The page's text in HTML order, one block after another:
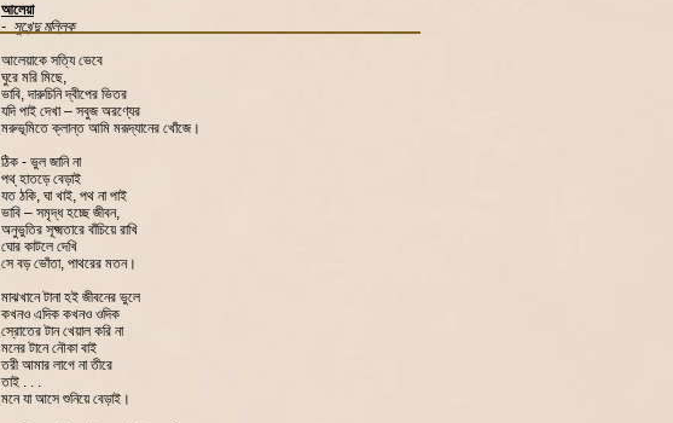
আলেয়া
- সুখেন্দু মল্লিক
আলেয়াকে সত্যি ভেবে
ঘুরে মরি মিছে,
ভাবি, দারুচিনি দ্বীপের ভিতর
যদি পাই দেখা – সবুজ অরণ্যের
মরুভূমিতে ক্লান্ত আমি মরূদ্যানের খোঁজে।
ঠিক - ভুল জানি না
পথ্‌ হাতড়ে বেড়াই
যত ঠকি, ঘা খাই, পথ না পাই
ভাবি – সমৃদ্ধ হচ্ছে জীবন,
অনুভুতির সূক্ষ্মতারে বাঁচিয়ে রাখি
ঘোর কাটলে দেখি
সে বড় ভোঁতা, পাথরের মতন।
মাঝখানে টানা হই জীবনের ভুলে
কখনও এদিক কখনও ওদিক
স্রোতের টান খেয়াল করি না
মনের টানে নৌকা বাই
তরী আমার লাগে না তীরে
তাই . . .
মনে যা আসে শুনিয়ে বেড়াই।